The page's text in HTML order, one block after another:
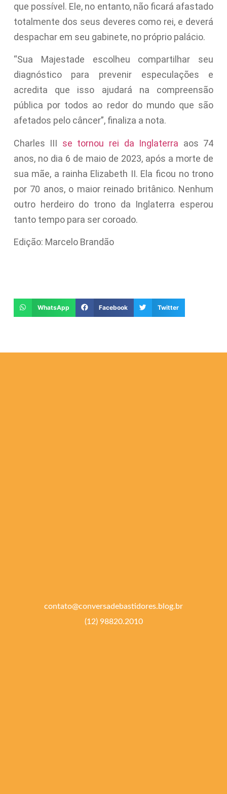
que possível. Ele, no entanto, não ficará afastado
totalmente dos seus deveres como rei, e deverá
despachar em seu gabinete, no próprio palácio.
“Sua Majestade escolheu compartilhar seu
diagnóstico para prevenir especulações e
acredita que isso ajudará na compreensão
pública por todos ao redor do mundo que são
afetados pelo câncer”, finaliza a nota.
Charles III se tornou rei da Inglaterra aos 74
anos, no dia 6 de maio de 2023, após a morte de
sua mãe, a rainha Elizabeth II. Ela ficou no trono
por 70 anos, o maior reinado britânico. Nenhum
outro herdeiro do trono da Inglaterra esperou
tanto tempo para ser coroado.
Edição: Marcelo Brandão
WhatsApp Facebook Twitter
contato@conversadebastidores.blog.br
(12) 98820.2010